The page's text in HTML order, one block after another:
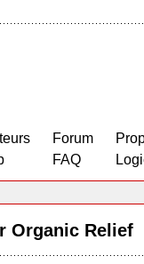
Forum
FAQ
Organic Relief